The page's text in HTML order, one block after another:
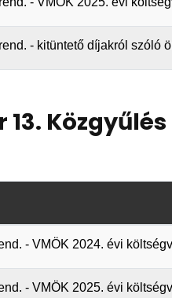
- kitüntető díjakról szóló
Közgyűlés
- VMÖK 2024. évi
- VMÖK 2025. évi